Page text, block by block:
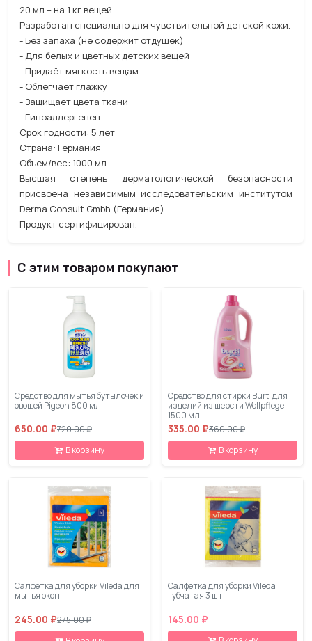
20 мл – на 1 кг вещей
Разработан специально для чувствительной детской кожи.
- Без запаха (не содержит отдушек)
- Для белых и цветных детских вещей
- Придаёт мягкость вещам
- Облегчает глажку
- Защищает цвета ткани
- Гипоаллергенен
Срок годности: 5 лет
Страна: Германия
Объем/вес: 1000 мл
Высшая степень дерматологической безопасности
присвоена независимым исследовательским институтом
Derma Consult Gmbh (Германия)
Продукт сертифицирован.
С этим товаром покупают
Средство для мытья бутылочек и
овощей Pigeon 800 мл
650.00 ₽720.00 ₽
В корзину
Средство для стирки Burti для
изделий из шерсти Wollpflege
1500 мл
335.00 ₽360.00 ₽
В корзину
Салфетка для уборки Vileda для
мытья окон
245.00 ₽275.00 ₽
Салфетка для уборки Vileda
губчатая 3 шт.
145.00 ₽